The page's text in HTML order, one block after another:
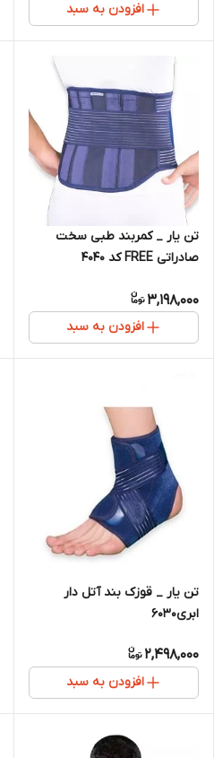
افزودن به سبد
تن یار _ کمربند طبی سخت
صادراتی FREE کد 4040
3,198,000
افزودن به سبد
تن یار _ قوزک بند آتل دار
ابری6030
2,498,000
افزودن به سبد